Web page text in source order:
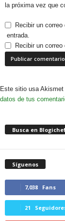
la próxima vez que
Recibir un
entrada.
Recibir un
Este sitio usa Akismet
datos de tus
Busca en
Síguenos
7,038 Fans
21